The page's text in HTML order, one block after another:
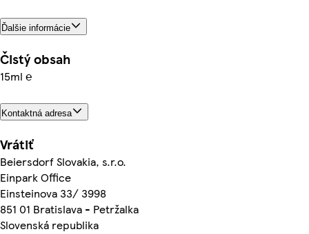
Ďalšie informácie
Čistý obsah
15ml ℮
Kontaktná adresa
Vrátiť
Beiersdorf Slovakia, s.r.o.
Einpark Office
Einsteinova 33/ 3998
851 01 Bratislava - Petržalka
Slovenská republika